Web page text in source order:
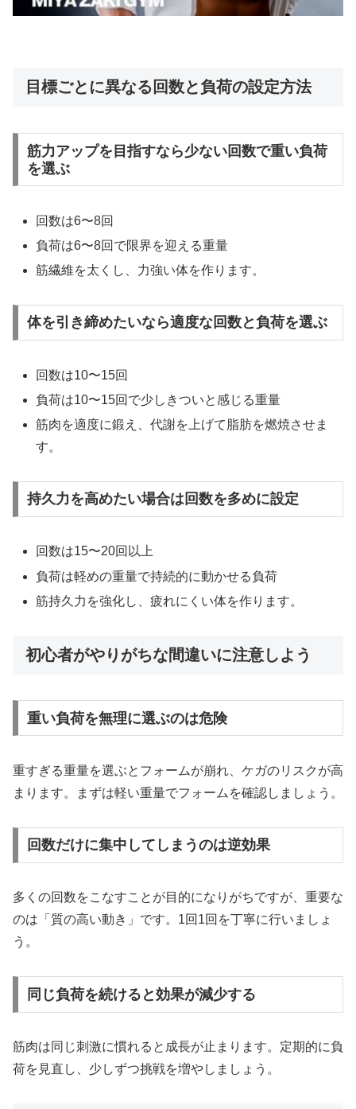
目標ごとに異なる回数と負荷の設定方法
筋力アップを目指すなら少ない回数で重い負荷
を選ぶ
回数は6〜8回
負荷は6〜8回で限界を迎える重量
筋繊維を太くし、力強い体を作ります。
体を引き締めたいなら適度な回数と負荷を選ぶ
回数は10〜15回
負荷は10〜15回で少しきついと感じる重量
筋肉を適度に鍛え、代謝を上げて脂肪を燃焼させま
す。
持久力を高めたい場合は回数を多めに設定
回数は15〜20回以上
負荷は軽めの重量で持続的に動かせる負荷
筋持久力を強化し、疲れにくい体を作ります。
初心者がやりがちな間違いに注意しよう
重い負荷を無理に選ぶのは危険
重すぎる重量を選ぶとフォームが崩れ、ケガのリスクが高
まります。まずは軽い重量でフォームを確認しましょう。
回数だけに集中してしまうのは逆効果
多くの回数をこなすことが目的になりがちですが、重要な
のは「質の高い動き」です。1回1回を丁寧に行いましょ
う。
同じ負荷を続けると効果が減少する
筋肉は同じ刺激に慣れると成長が止まります。定期的に負
荷を見直し、少しずつ挑戦を増やしましょう。